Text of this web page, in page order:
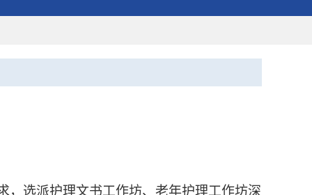
，选派护理文书工作坊、老年护理工作坊深